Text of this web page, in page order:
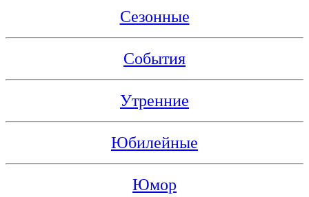
Сезонные
События
Утренние
Юбилейные
Юмор